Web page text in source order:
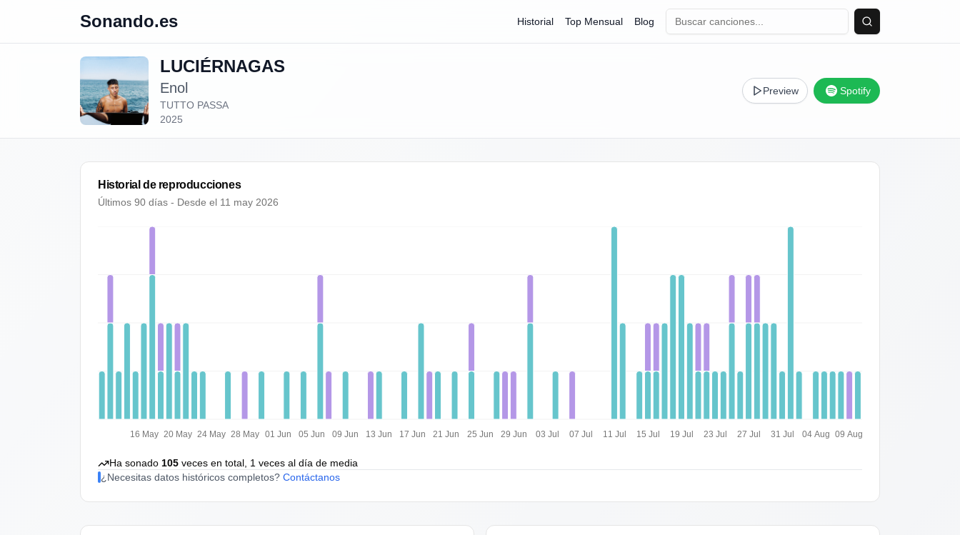
Sonando.es Historial Top Mensual Blog
Buscar
⁠LUCIÉRNAGAS
Enol
TUTTO PASSA
2025
Preview Spotify
Historial de reproducciones
Últimos 90 días - Desde el 11 may 2026
16 May 20 May 24 May 28 May 01 Jun 05 Jun 09 Jun 13 Jun 17 Jun 21 Jun 25 Jun 29 Jun 03 Jul 07 Jul 11 Jul 15 Jul 19 Jul 23 Jul 27 Jul 31 Jul 04 Aug 09 Aug
Ha sonado 105 veces en total, 1 veces al día de media
¿Necesitas datos históricos completos? Contáctanos